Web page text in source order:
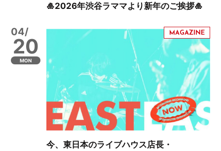
🎍2026年渋谷ラママより新年のご挨拶🎍
04/
20
MON
今、東日本のライブハウス店長・